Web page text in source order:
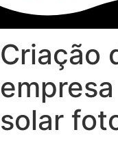
Criação
solar